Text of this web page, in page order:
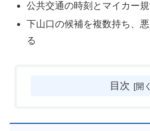
公共交通の時刻とマイカー
下山口の候補を複数持ち、
る
目次